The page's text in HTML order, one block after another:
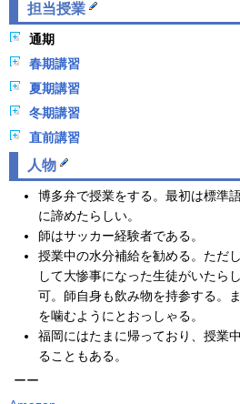
担当授業
通期
春期講習
夏期講習
冬期講習
直前講習
人物
博多弁で授業をする。最初は標準
に諦めたらしい。
師はサッカー経験者である。
授業中の水分補給を勧める。ただ
して大惨事になった生徒がいたら
可。師自身も飲み物を持参する。
を噛むようにとおっしゃる。
福岡にはたまに帰っており、授業
ることもある。
ーー